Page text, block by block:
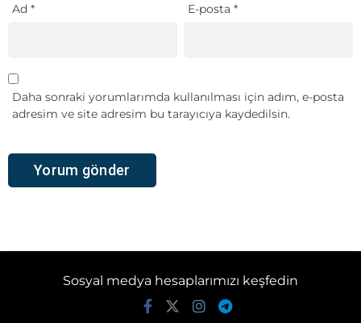
Ad * E-posta*
Daha sonraki yorumlarımda kullanılması için adım, e-posta
adresim ve site adresim bu tarayıcıya kaydedilsin.
Sosyal medya hesaplarımızı keşfedin